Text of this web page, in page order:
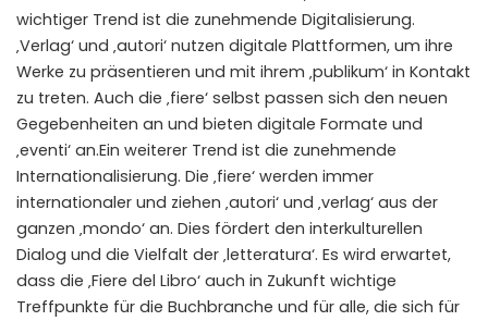
wichtiger Trend ist die zunehmende Digitalisierung.
‚Verlag‘ und ‚autori‘ nutzen digitale Plattformen, um ihre
Werke zu präsentieren und mit ihrem ‚publikum‘ in Kontakt
zu treten. Auch die ‚fiere‘ selbst passen sich den neuen
Gegebenheiten an und bieten digitale Formate und
‚eventi‘ an.Ein weiterer Trend ist die zunehmende
Internationalisierung. Die ‚fiere‘ werden immer
internationaler und ziehen ‚autori‘ und ‚verlag‘ aus der
ganzen ‚mondo‘ an. Dies fördert den interkulturellen
Dialog und die Vielfalt der ‚letteratura‘. Es wird erwartet,
dass die ‚Fiere del Libro‘ auch in Zukunft wichtige
Treffpunkte für die Buchbranche und für alle, die sich für